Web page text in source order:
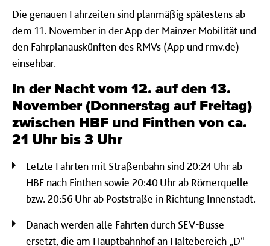
Die genauen Fahrzeiten sind planmäßig spätestens ab
dem 11. November in der App der Mainzer Mobilität und
den Fahrplanauskünften des RMVs (App und rmv.de)
einsehbar.
In der Nacht vom 12. auf den 13.
November (Donnerstag auf Freitag)
zwischen HBF und Finthen von ca.
21 Uhr bis 3 Uhr
Letzte Fahrten mit Straßenbahn sind 20:24 Uhr ab
HBF nach Finthen sowie 20:40 Uhr ab Römerquelle
bzw. 20:56 Uhr ab Poststraße in Richtung Innenstadt.
Danach werden alle Fahrten durch SEV-Busse
ersetzt, die am Hauptbahnhof an Haltebereich „D“